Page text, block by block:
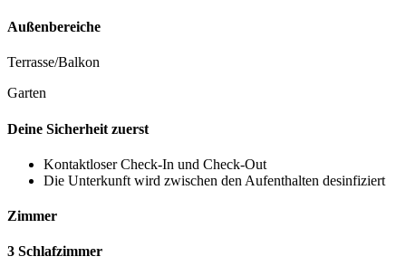
Außenbereiche
Terrasse/Balkon
Garten
Deine Sicherheit zuerst
Kontaktloser Check-In und Check-Out
Die Unterkunft wird zwischen den Aufenthalten desinfiziert
Zimmer
3 Schlafzimmer